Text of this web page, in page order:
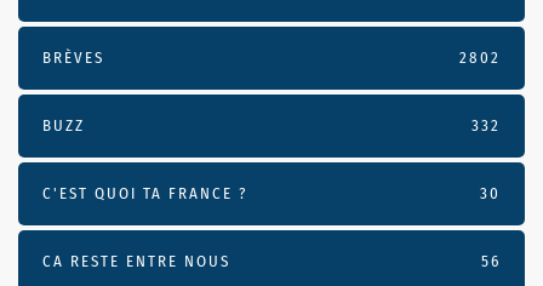
BRÈVES 2802
BUZZ 332
C'EST QUOI TA FRANCE ? 30
CA RESTE ENTRE NOUS 56